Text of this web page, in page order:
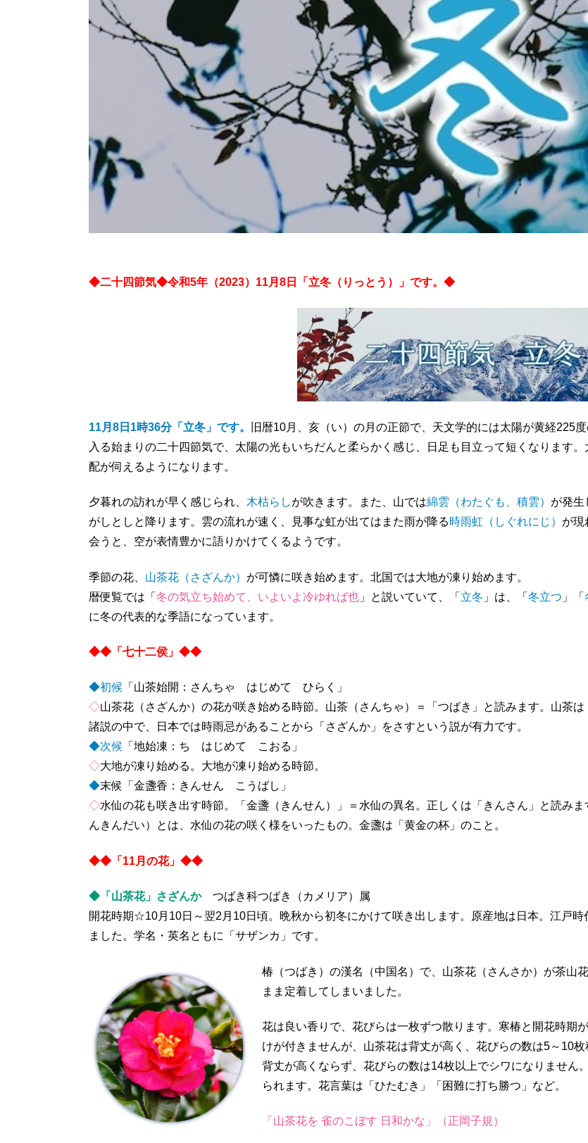
◆二十四節気◆令和5年（2023）11月8日「立冬（りっとう）」です。◆
11月8日1時36分「立冬」です。 旧暦10月、亥（い）の月の正節で、天文学的には太陽が黄経225
入る始まりの二十四節気で、太陽の光もいちだんと柔らかく感じ、日足も目立って短くなります
配が伺えるようになります。
夕暮れの訪れが早く感じられ、 木枯らしが吹きます。また、山では綿雲（わたぐも、積雲） が発生
がしとしと降ります。雲の流れが速く、見事な虹が出てはまた雨が降る時雨虹（しぐれにじ） が現
会うと、空が表情豊かに語りかけてくるようです。
季節の花、 山茶花（さざんか） が可憐に咲き始めます。北国では大地が凍り始めます。
暦便覧では「 冬の気立ち始めて、いよいよ冷ゆれば也 」と説いていて、「 立冬 」は、「 冬立つ 」「
に冬の代表的な季語になっています。
◆◆「七十二侯」◆◆
◆初候 「山茶始開：さんちゃ はじめて ひらく」
◇山茶花（さざんか）の花が咲き始める時節。山茶（さんちゃ）＝「つばき」と読みます。山茶
諸説の中で、日本では時雨忌があることから「さざんか」をさすという説が有力です。
◆次候 「地始凍：ち はじめて こおる」
◇大地が凍り始める。大地が凍り始める時節。
◆末候「金盞香：きんせん こうばし」
◇水仙の花も咲き出す時節。「金盞（きんせん）」＝水仙の異名。正しくは「きんさん」と読みま
んきんだい）とは、水仙の花の咲く様をいったもの。金盞は「黄金の杯」のこと。
◆◆「11月の花」◆◆
◆「山茶花」さざんかつばき科つばき（カメリア）属
開花時期☆10月10日～翌2月10日頃。晩秋から初冬にかけて咲き出します。原産地は日本。江戸
ました。学名・英名ともに「サザンカ」です。
椿（つばき）の漢名（中国名）で、山茶花（さんさか）が茶山
まま定着してしまいました。
花は良い香りで、花びらは一枚ずつ散ります。寒椿と開花時期
けが付きませんが、山茶花は背丈が高く、花びらの数は5～10
背丈が高くならず、花びらの数は14枚以上でシワになりません
られます。花言葉は「ひたむき」「困難に打ち勝つ」など。
「山茶花を 雀のこぼす 日和かな」（正岡子規）